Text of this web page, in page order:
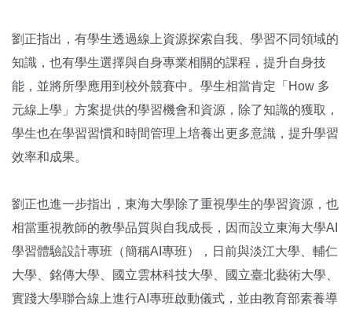
劉正指出，有學生透過線上資源探索自我、學習不同領域的
知識，也有學生選擇與自身專業相關的課程，提升自身技
能，並將所學應用到校外競賽中。學生相當肯定「How 多
元線上學」方案提供的學習機會和資源，除了知識的獲取，
學生也在學習習慣和時間管理上培養出更多意識，提升學習
效率和成果。
劉正也進一步指出，東海大學除了重視學生的學習資源，也
相當重視教師的教學品質與自我成長，因而設立東海大學AI
學習體驗設計專班（簡稱AI專班），日前與淡江大學、輔仁
大學、銘傳大學、國立雲林科技大學、國立臺北藝術大學、
實踐大學聯合線上進行AI專班啟動儀式，並由教育部素養導